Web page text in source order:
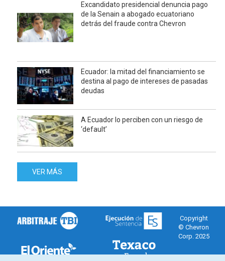
Excandidato presidencial denuncia pago
de la Senain a abogado ecuatoriano
detrás del fraude contra Chevron
Ecuador: la mitad del financiamiento se
destina al pago de intereses de pasadas
deudas
A Ecuador lo perciben con un riesgo de
‘default’
VER MÁS
Copyright
© Chevron
Corp. 2025